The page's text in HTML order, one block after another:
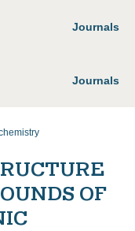
Journals
Journals
OF